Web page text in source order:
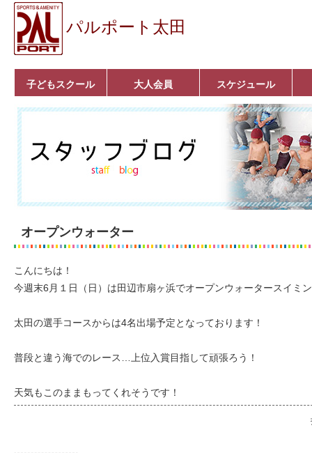
パルポート太田
子どもスクール
ベビーコース
幼児コース
小学生コース
育成コース
選手コース
キッズパーク(体操教
室)
クラシックバレエ
ボルダリング
■入会案内
大人会員
いきいきコース
トライアスロン
フィットネス
■入会案内
スケジュール
オープンウォーター
こんにちは！
今週末6月１日（日）は田辺市扇ヶ浜でオープンウォータースイミ
太田の選手コースからは4名出場予定となっております！
普段と違う海でのレース…上位入賞目指して頑張ろう！
天気もこのままもってくれそうです！